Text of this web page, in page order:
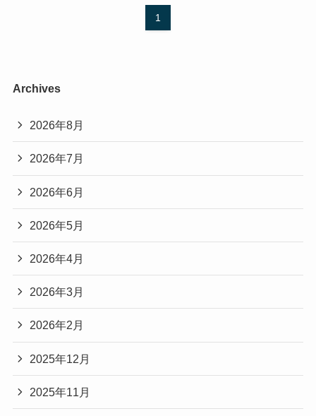
1
Archives
2026年8月
2026年7月
2026年6月
2026年5月
2026年4月
2026年3月
2026年2月
2025年12月
2025年11月